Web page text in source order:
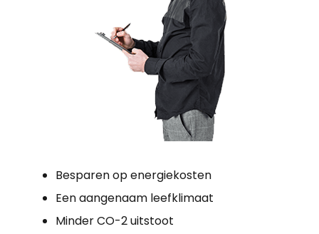
Besparen op energiekosten
Een aangenaam leefklimaat
Minder CO-2 uitstoot